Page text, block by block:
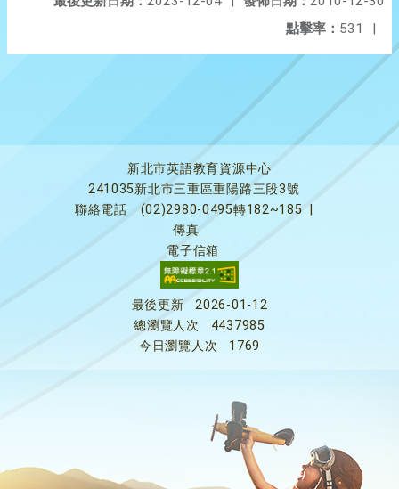
點擊率： 531 |
新北市英語教育資源中心
241035新北市三重區重陽路三段3號
聯絡電話
(02)2980-0495轉182~185
傳真
電子信箱
最後更新
2026-01-12
總瀏覽人次
4437985
今日瀏覽人次
1769